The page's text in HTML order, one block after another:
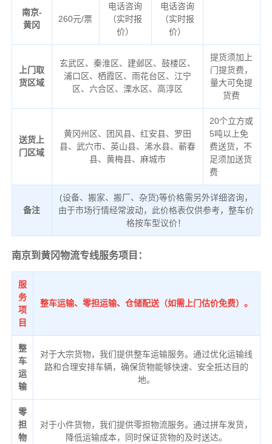
南京-
黄冈
260元/票
电话咨询
（实时报
价）
电话咨询
（实时报
价）
上门取
货区域
玄武区、秦淮区、建邺区、鼓楼区、
浦口区、栖霞区、雨花台区、江宁
区、六合区、溧水区、高淳区
提货须加上
门提货费，
量大可免提
货费
送货上
门区域
黄冈州区、团风县、红安县、罗田
县、武穴市、英山县、浠水县、蕲春
县、黄梅县、麻城市
20个立方或
5吨以上免
费送货，不
足须加送货
费
备注
(设备、搬家、搬厂、杂货)等价格需另外详细咨询，
由于市场行情经常波动，此价格表仅供参考，整车价
格按车型议价！
南京到黄冈物流专线服务项目：
服
务
项
目
整车运输、零担运输、仓储配送（如需上门估价免费）。
整
车
运
输
对于大宗货物，我们提供整车运输服务。通过优化运输线
路和合理安排车辆，确保货物能够快速、安全抵达目的
地。
零
担
物
对于小件货物，我们提供零担物流服务。通过拼车发货，
降低运输成本，同时保证货物的及时送达。